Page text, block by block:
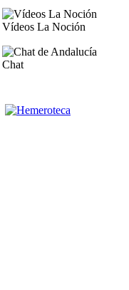
Vídeos La Noción
Chat